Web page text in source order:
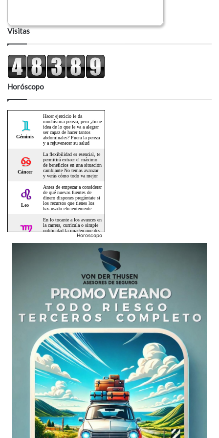
Visitas
Horóscopo
Horoscopo